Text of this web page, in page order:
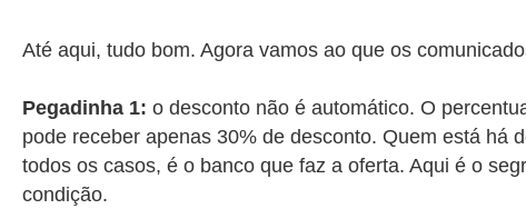
Até aqui, tudo bom. Agora vamos ao que os
Pegadinha 1: o desconto não é automático. O
pode receber apenas 30% de desconto. Quem está há
todos os casos, é o banco que faz a oferta. Aqui é o
condição.